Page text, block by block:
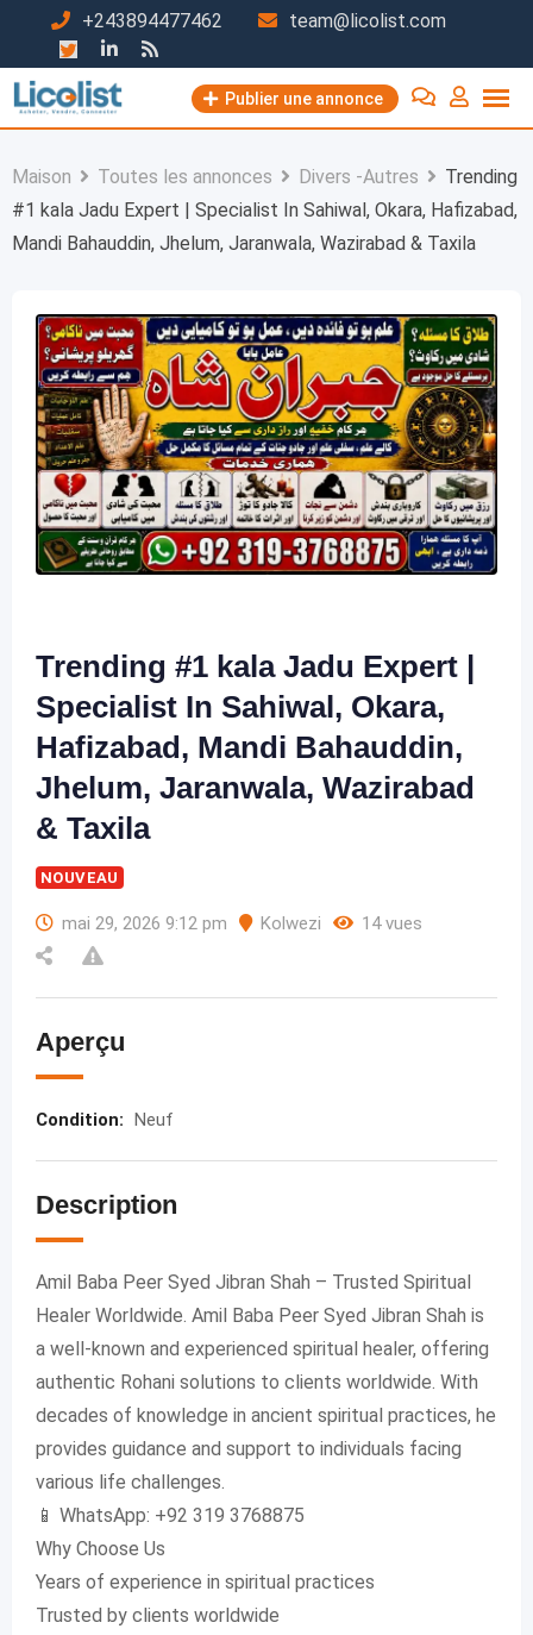
contenu
+243894477462 team@licolist.com
Publier une annonce
Maison Toutes les annonces Divers -Autres
Trending
#1 kala Jadu Expert | Specialist In Sahiwal, Okara, Hafizabad,
Mandi Bahauddin, Jhelum, Jaranwala, Wazirabad & Taxila
Trending #1 kala Jadu Expert |
Specialist In Sahiwal, Okara,
Hafizabad, Mandi Bahauddin,
Jhelum, Jaranwala, Wazirabad
& Taxila
NOUVEAU
mai 29, 2026 9:12 pm Kolwezi 14 vues
Aperçu
Condition: Neuf
Description
Amil Baba Peer Syed Jibran Shah – Trusted Spiritual
Healer Worldwide. Amil Baba Peer Syed Jibran Shah is
a well-known and experienced spiritual healer, offering
authentic Rohani solutions to clients worldwide. With
decades of knowledge in ancient spiritual practices, he
provides guidance and support to individuals facing
various life challenges.
📱 WhatsApp: +92 319 3768875
Why Choose Us
Years of experience in spiritual practices
Trusted by clients worldwide